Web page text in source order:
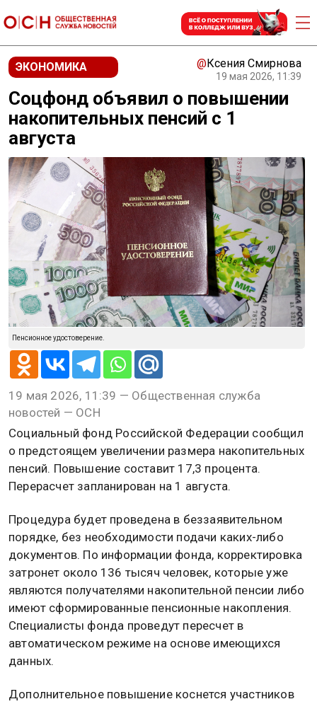
ЭКОНОМИКА @Ксения Смирнова
19 мая 2026, 11:39
Соцфонд объявил о повышении
накопительных пенсий с 1
августа
Пенсионное удостоверение.
19 мая 2026, 11:39 — Общественная служба
новостей — ОСН
Социальный фонд Российской Федерации сообщил
о предстоящем увеличении размера накопительных
пенсий. Повышение составит 17,3 процента.
Перерасчет запланирован на 1 августа.
Процедура будет проведена в беззаявительном
порядке, без необходимости подачи каких-либо
документов. По информации фонда, корректировка
затронет около 136 тысяч человек, которые уже
являются получателями накопительной пенсии либо
имеют сформированные пенсионные накопления.
Специалисты фонда проведут пересчет в
автоматическом режиме на основе имеющихся
данных.
Дополнительное повышение коснется участников